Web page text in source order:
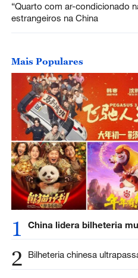
“Quarto com ar-condicionado
estrangeiros na China
Mais Populares
1 China lidera bilheteria
2 Bilheteria chinesa